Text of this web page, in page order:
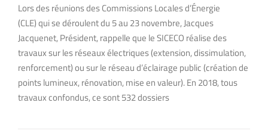
Lors des réunions des Commissions Locales d’Énergie
(CLE) qui se déroulent du 5 au 23 novembre, Jacques
Jacquenet, Président, rappelle que le SICECO réalise des
travaux sur les réseaux électriques (extension, dissimulation,
renforcement) ou sur le réseau d’éclairage public (création de
points lumineux, rénovation, mise en valeur). En 2018, tous
travaux confondus, ce sont 532 dossiers